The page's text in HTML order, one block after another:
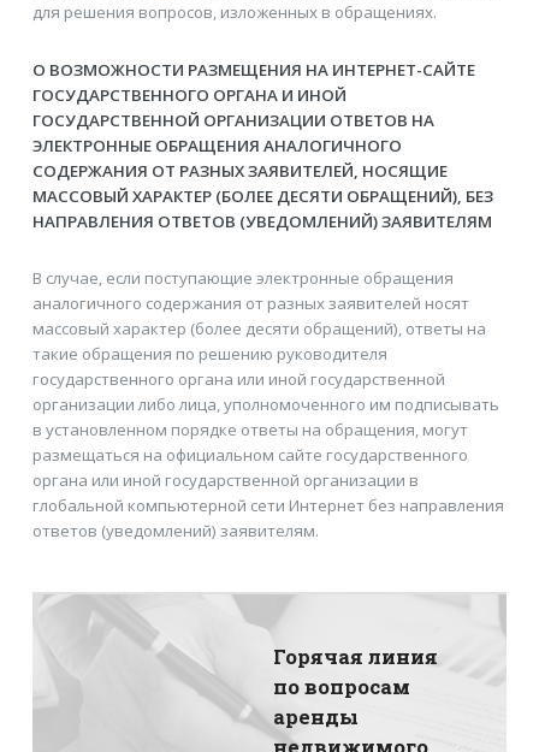
для решения вопросов, изложенных в обращениях.
О ВОЗМОЖНОСТИ РАЗМЕЩЕНИЯ НА ИНТЕРНЕТ-САЙТЕ
ГОСУДАРСТВЕННОГО ОРГАНА И ИНОЙ
ГОСУДАРСТВЕННОЙ ОРГАНИЗАЦИИ ОТВЕТОВ НА
ЭЛЕКТРОННЫЕ ОБРАЩЕНИЯ АНАЛОГИЧНОГО
СОДЕРЖАНИЯ ОТ РАЗНЫХ ЗАЯВИТЕЛЕЙ, НОСЯЩИЕ
МАССОВЫЙ ХАРАКТЕР (БОЛЕЕ ДЕСЯТИ ОБРАЩЕНИЙ), БЕЗ
НАПРАВЛЕНИЯ ОТВЕТОВ (УВЕДОМЛЕНИЙ) ЗАЯВИТЕЛЯМ
В случае, если поступающие электронные обращения
аналогичного содержания от разных заявителей носят
массовый характер (более десяти обращений), ответы на
такие обращения по решению руководителя
государственного органа или иной государственной
организации либо лица, уполномоченного им подписывать
в установленном порядке ответы на обращения, могут
размещаться на официальном сайте государственного
органа или иной государственной организации в
глобальной компьютерной сети Интернет без направления
ответов (уведомлений) заявителям.
Горячая линия
по вопросам
аренды